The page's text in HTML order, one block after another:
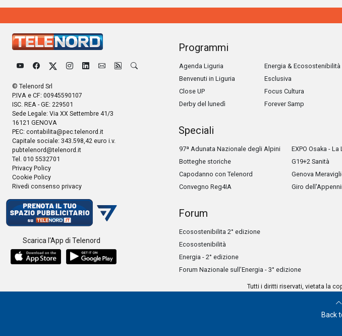
© Telenord Srl
P.IVA e CF: 00945590107
ISC. REA - GE: 229501
Sede Legale: Via XX Settembre 41/3
16121 GENOVA
PEC: contabilita@pec.telenord.it
Capitale sociale: 343.598,42 euro i.v.
pubtelenord@telenord.it
Tel. 010 5532701
Privacy Policy
Cookie Policy
Rivedi consenso privacy
Scarica l'App di Telenord
Programmi
Agenda Liguria
Benvenuti in Liguria
Close UP
Derby del lunedì
Energia & Ecosostenibilità
Esclusiva
Focus Cultura
Forever Samp
Speciali
97ª Adunata Nazionale degli Alpini
Botteghe storiche
Capodanno con Telenord
Convegno Reg4IA
EXPO Osaka - La
G19+2 Sanità
Genova
Giro
Forum
Ecosostenibilita 2° edizione
Ecosostenibilità
Energia - 2° edizione
Forum Nazionale sull’Energia - 3° edizione
Tutti i diritti riservati, vietata la
Back